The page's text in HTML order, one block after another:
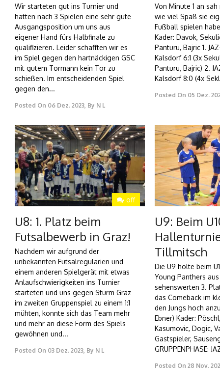
Wir starteten gut ins Turnier und
hatten nach 3 Spielen eine sehr gute
Ausgangsposition um uns aus
eigener Hand fürs Halbfinale zu
qualifizieren. Leider schafften wir es
im Spiel gegen den hartnäckigen GSC
mit gutem Tormann kein Tor zu
schießen. Im entscheidenden Spiel
gegen den...
Posted On 06 Dez. 2023, By N L
Von Minute 1 an
wie viel Spaß sie
Fußball spielen
Kader: Davok,
Panturu, Bajric 1.
Kalsdorf 6:1 (3x
Panturu, Bajric) 2.
Kalsdorf 8:0 (4x
Posted On 05 Dez.
off
U8: 1. Platz beim
Futsalbewerb in Graz!
Nachdem wir aufgrund der
unbekannten Futsalregularien und
einem anderen Spielgerät mit etwas
Anlaufschwierigkeiten ins Turnier
starteten und uns gegen Sturm Graz
im zweiten Gruppenspiel zu einem 1:1
mühten, konnte sich das Team mehr
und mehr an diese Form des Spiels
gewöhnen und...
Posted On 03 Dez. 2023, By N L
U9: Beim
Tillmitsch
Die U9 holte beim
Young Panthers
sehenswerten 3.
das Comeback im
den Jungs hoch
Ebner) Kader:
Kasumovic, Dogic,
Gastspieler,
GRUPPENPHASE:
Posted On 28 Nov.